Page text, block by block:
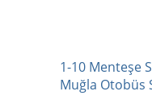
1-10 Menteşe
Muğla Otobüs